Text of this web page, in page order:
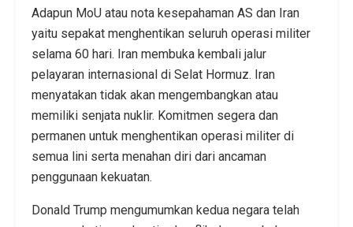
Adapun MoU atau nota kesepahaman AS dan Iran
yaitu sepakat menghentikan seluruh operasi militer
selama 60 hari. Iran membuka kembali jalur
pelayaran internasional di Selat Hormuz. Iran
menyatakan tidak akan mengembangkan atau
memiliki senjata nuklir. Komitmen segera dan
permanen untuk menghentikan operasi militer di
semua lini serta menahan diri dari ancaman
penggunaan kekuatan.
Donald Trump mengumumkan kedua negara telah